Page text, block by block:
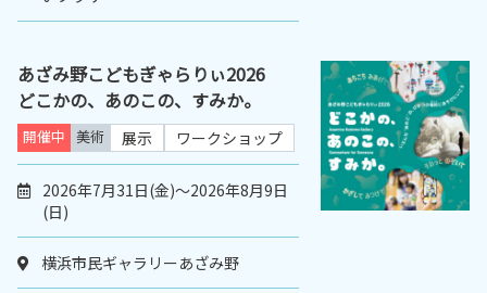
あざみ野こどもぎゃらりぃ2026
どこかの、あのこの、すみか。
開催中 美術 展示 ワークショップ
2026年7月31日(金)～2026年8月9日
(日)
横浜市民ギャラリーあざみ野